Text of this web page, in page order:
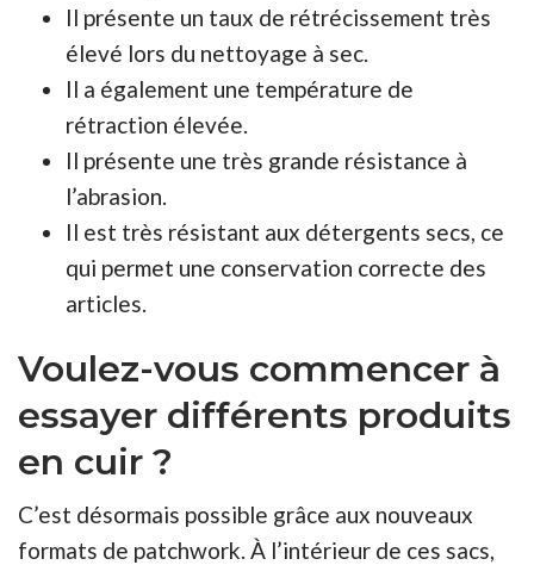
Il présente un taux de rétrécissement très
élevé lors du nettoyage à sec.
Il a également une température de
rétraction élevée.
Il présente une très grande résistance à
l’abrasion.
Il est très résistant aux détergents secs, ce
qui permet une conservation correcte des
articles.
Voulez-vous commencer à
essayer différents produits
en cuir ?
C’est désormais possible grâce aux nouveaux
formats de patchwork. À l’intérieur de ces sacs,